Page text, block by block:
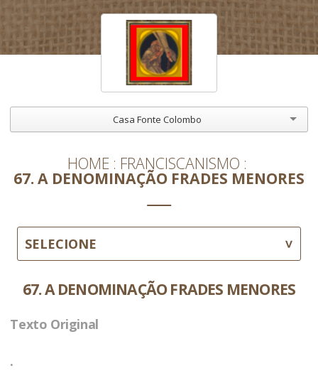
Casa Fonte Colombo
HOME FRANCISCANISMO
67. A DENOMINAÇÃO FRADES MENORES
SELECIONE
67. A DENOMINAÇÃO FRADES MENORES
Texto Original
.